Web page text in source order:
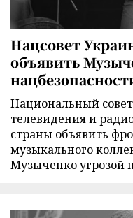
Нацсовет
объявить
Национальный
телевидения и
страны объявить
музыкального
Музыченко угрозой